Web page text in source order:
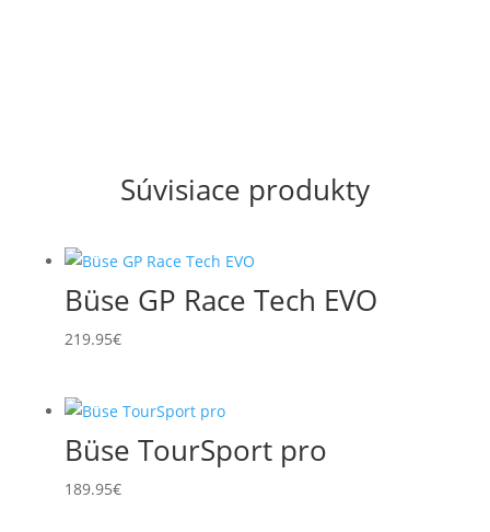
Súvisiace produkty
Büse GP Race Tech EVO
219.95€
Büse TourSport pro
189.95€